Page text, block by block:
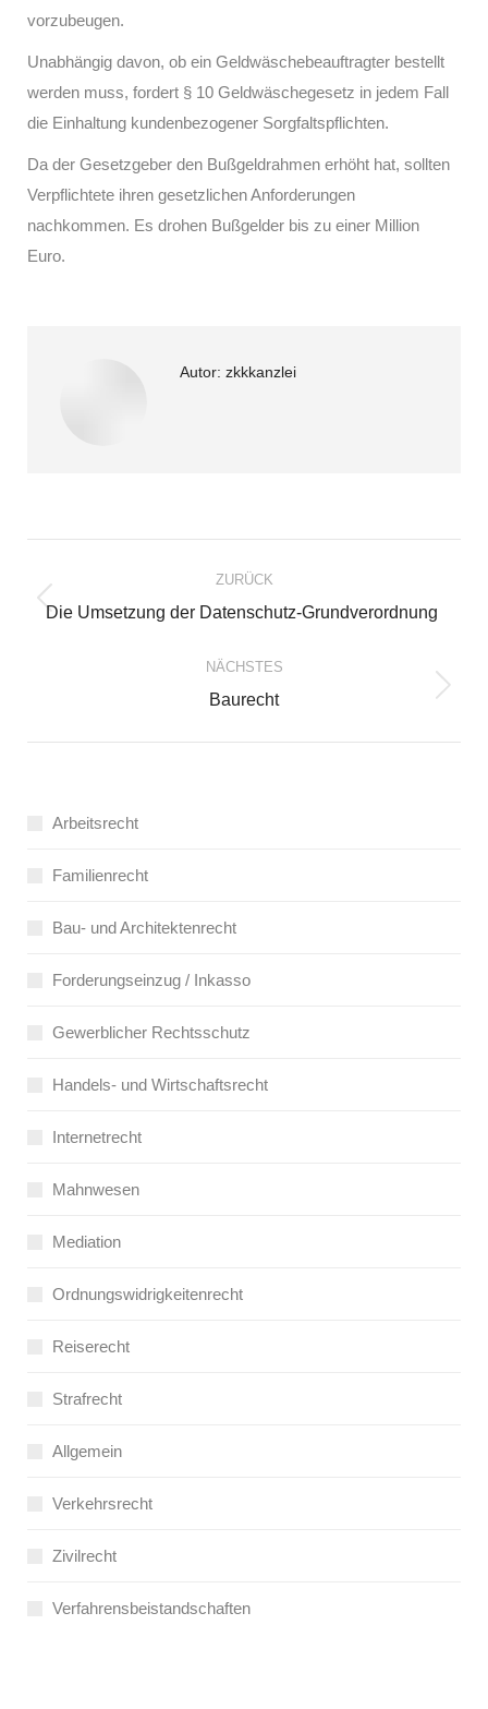
vorzubeugen.
Unabhängig davon, ob ein Geldwäschebeauftragter bestellt
werden muss, fordert § 10 Geldwäschegesetz in jedem Fall
die Einhaltung kundenbezogener Sorgfaltspflichten.
Da der Gesetzgeber den Bußgeldrahmen erhöht hat, sollten
Verpflichtete ihren gesetzlichen Anforderungen
nachkommen. Es drohen Bußgelder bis zu einer Million
Euro.
Autor: zkkkanzlei
ZURÜCK
Vorheriger
Die Umsetzung der Datenschutz-Grundverordnung
NÄCHSTES
Nächster
Baurecht
Arbeitsrecht
Familienrecht
Bau- und Architektenrecht
Forderungseinzug / Inkasso
Gewerblicher Rechtsschutz
Handels- und Wirtschaftsrecht
Internetrecht
Mahnwesen
Mediation
Ordnungswidrigkeitenrecht
Reiserecht
Strafrecht
Allgemein
Verkehrsrecht
Zivilrecht
Verfahrensbeistandschaften